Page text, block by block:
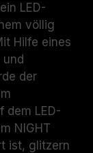
LED-
völlig
Hilfe eines
der
dem LED-
NIGHT
ist, glitzern